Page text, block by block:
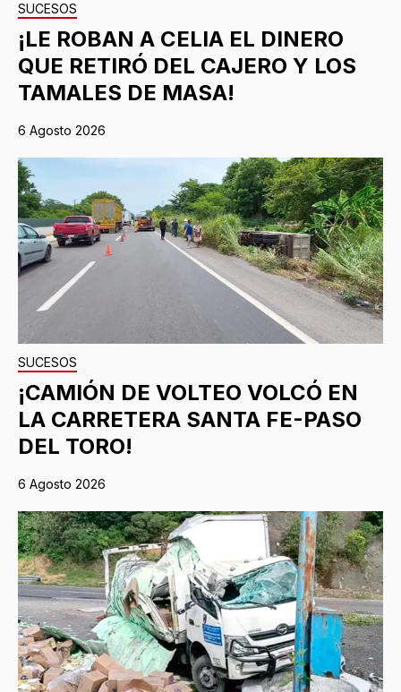
SUCESOS
¡LE ROBAN A CELIA EL DINERO
QUE RETIRÓ DEL CAJERO Y LOS
TAMALES DE MASA!
6 Agosto 2026
SUCESOS
¡CAMIÓN DE VOLTEO VOLCÓ EN
LA CARRETERA SANTA FE-PASO
DEL TORO!
6 Agosto 2026